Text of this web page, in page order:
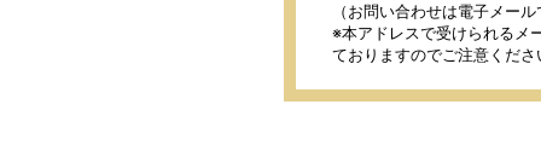
（お問い合わせは電子メー
※本アドレスで受けられるメ
ておりますのでご注意くださ